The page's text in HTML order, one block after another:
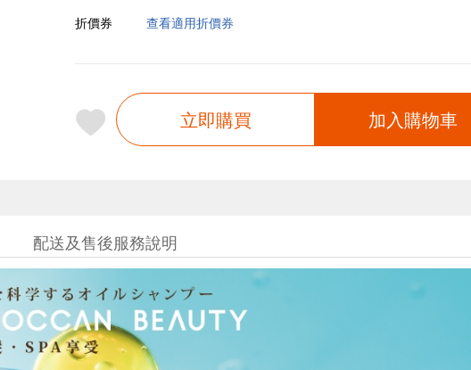
折價券
查看適用折價券
立即購買 加入購物車
配送及售後服務說明